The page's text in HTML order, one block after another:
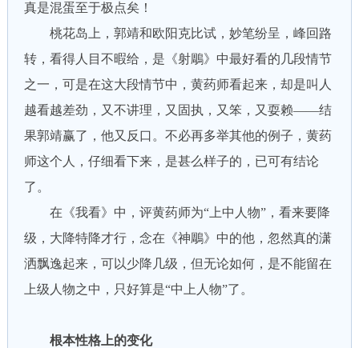
真是混蛋至于极点矣！
桃花岛上，郭靖和欧阳克比试，妙笔纷呈，峰回路
转，看得人目不暇给，是《射鵰》中最好看的几段情节
之一，可是在这大段情节中，黄药师看起来，却是叫人
越看越差劲，又不讲理，又固执，又笨，又耍赖——结
果郭靖赢了，他又反口。不必再多举其他的例子，黄药
师这个人，仔细看下来，是甚么样子的，已可有结论
了。
在《我看》中，评黄药师为“上中人物”，看来要降
级，大降特降才行，念在《神鵰》中的他，忽然真的潇
洒飘逸起来，可以少降几级，但无论如何，是不能留在
上级人物之中，只好算是“中上人物”了。
根本性格上的变化